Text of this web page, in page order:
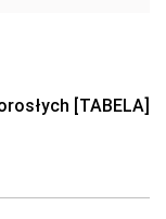
[TABELA]